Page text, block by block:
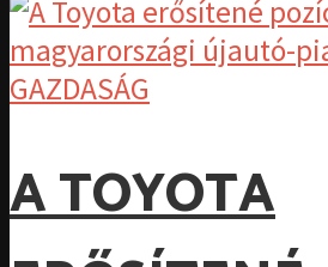
GAZDASÁG
A TOYOTA